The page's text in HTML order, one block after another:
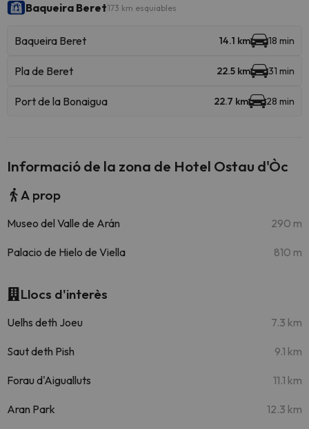
Baqueira Beret173 km esquiables
Baqueira Beret 14.1 km 18 min
Pla de Beret 22.5 km 31 min
Port de la Bonaigua 22.7 km 28 min
Informació de la zona de Hotel Ostau d'Òc
A prop
Museo del Valle de Arán 290 m
Palacio de Hielo de Viella 810 m
Llocs d'interès
Uelhs deth Joeu 7.3 km
Saut deth Pish 9.1 km
Forau d'Aigualluts 11.1 km
Aran Park 12.3 km